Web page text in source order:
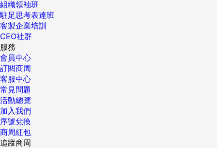
組織領袖班
駐足思考表達班
客製企業培訓
CEO社群
服務
會員中心
訂閱商周
客服中心
常見問題
活動總覽
加入我們
序號兌換
商周紅包
追蹤商周